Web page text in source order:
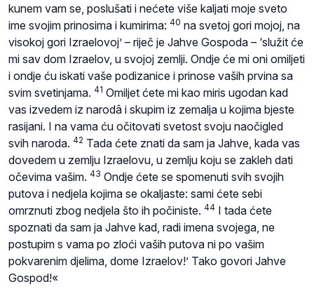
kunem vam se, poslušati i nećete više kaljati moje sveto
ime svojim prinosima i kumirima: 40 na svetoj gori mojoj, na
visokoj gori Izraelovoj’ – riječ je Jahve Gospoda – ‘služit će
mi sav dom Izraelov, u svojoj zemlji. Ondje će mi oni omiljeti
i ondje ću iskati vaše podizanice i prinose vaših prvina sa
svim svetinjama. 41 Omiljet ćete mi kao miris ugodan kad
vas izvedem iz narodâ i skupim iz zemalja u kojima bjeste
rasijani. I na vama ću očitovati svetost svoju naočigled
svih naroda. 42 Tada ćete znati da sam ja Jahve, kada vas
dovedem u zemlju Izraelovu, u zemlju koju se zakleh dati
očevima vašim. 43 Ondje ćete se spomenuti svih svojih
putova i nedjela kojima se okaljaste: sami ćete sebi
omrznuti zbog nedjela što ih počiniste. 44 I tada ćete
spoznati da sam ja Jahve kad, radi imena svojega, ne
postupim s vama po zloći vaših putova ni po vašim
pokvarenim djelima, dome Izraelov!’ Tako govori Jahve
Gospod!«